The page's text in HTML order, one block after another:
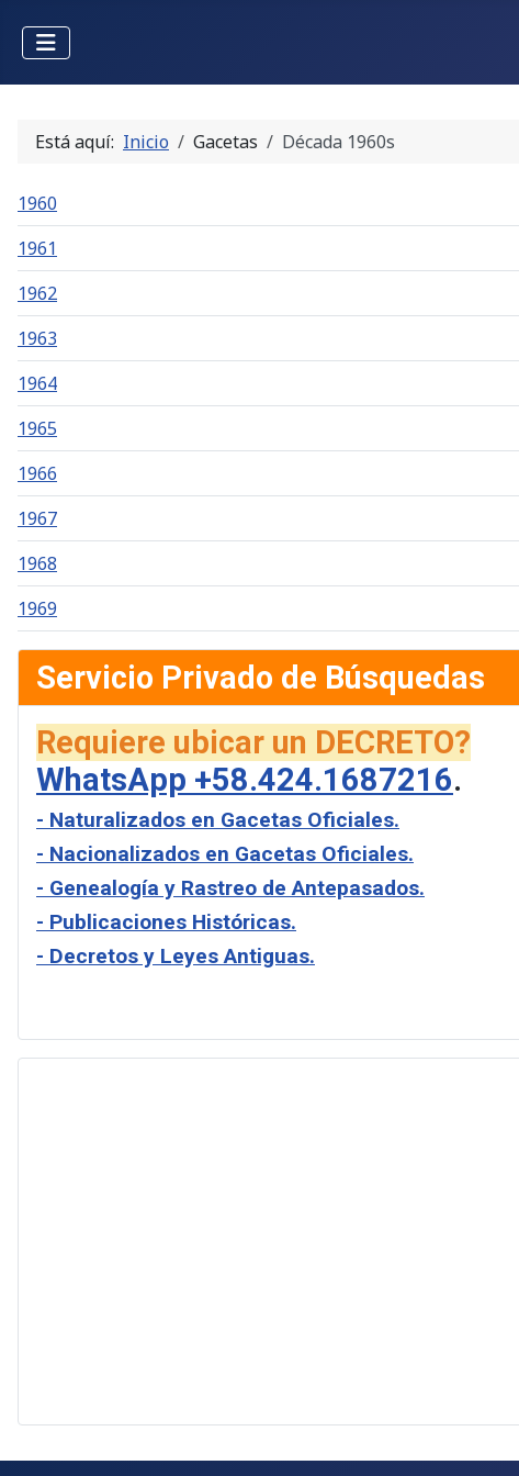
Está aquí: Inicio Gacetas Década 1960s
1960
1961
1962
1963
1964
1965
1966
1967
1968
1969
Servicio Privado de Búsquedas
Requiere ubicar un DECRETO?
WhatsApp +58.424.1687216.
- Naturalizados en Gacetas Oficiales.
- Nacionalizados en Gacetas Oficiales.
- Genealogía y Rastreo de Antepasados.
- Publicaciones Históricas.
- Decretos y Leyes Antiguas.